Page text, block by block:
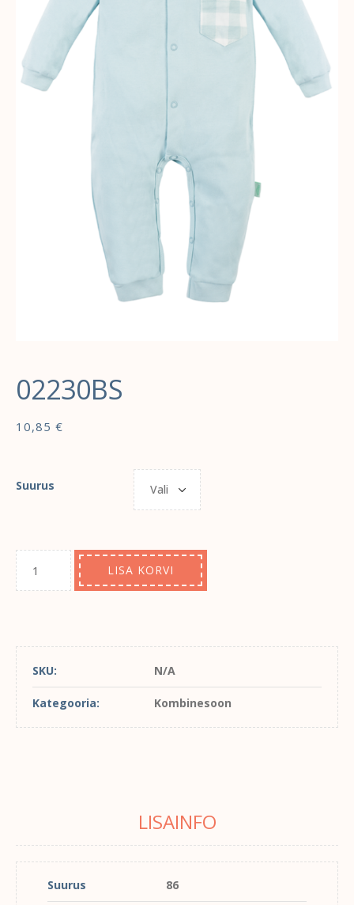
02230BS
10,85 €
Suurus
LISA KORVI
SKU: N/A
Kategooria: Kombinesoon
LISAINFO
Suurus 86